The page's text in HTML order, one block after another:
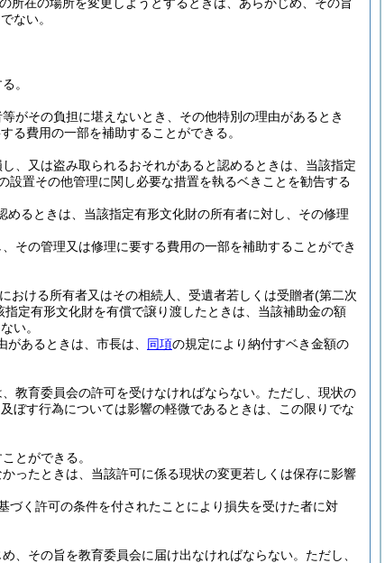
ない。
。
がその負担に堪えないとき、その他特別の理由があるとき
る費用の一部を補助することができる。
、又は盗み取られるおそれがあると認めるときは、当該指定
設置その他管理に関し必要な措置を執るベきことを勧告する
るときは、当該指定有形文化財の所有者に対し、その修理
その管理又は修理に要する費用の一部を補助することができ
おける所有者又はその相続人、受遺者若しくは受贈者(第二次
定有形文化財を有償で譲り渡したときは、当該補助金の額
い。
あるときは、市長は、 同項の規定により納付すベき金額の
教育委員会の許可を受けなければならない。 ただし、現状の
ぼす行為については影響の軽微であるときは、この限りでな
とができる。
ったときは、当該許可に係る現状の変更若しくは保存に影響
づく許可の条件を付されたことにより損失を受けた者に対
、その旨を教育委員会に届け出なければならない。 ただし、